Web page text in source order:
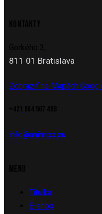
811 01 Bratislava
Zobraziť na Mapách
info@animixx.eu
Titulka
E-shop